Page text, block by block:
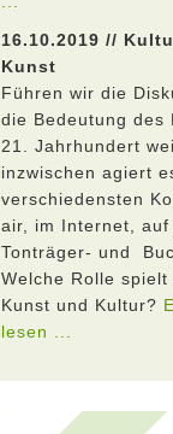
16.10.2019 //
Kunst
Führen wir die
die Bedeutung des
21. Jahrhundert
inzwischen agiert
verschiedensten
air, im Internet, auf
Tonträger- und
Welche Rolle spielt
Kunst und Kultur?
lesen ...